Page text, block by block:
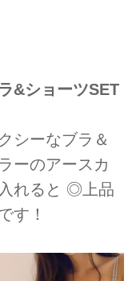
&ショーツSET
シーなブラ＆
ーのアースカ
れると ◎上品
す！